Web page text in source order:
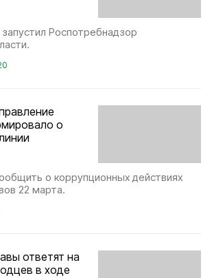
Роспотребнадзор
о
о коррупционных действиях
22 марта.
ответят на
в ходе